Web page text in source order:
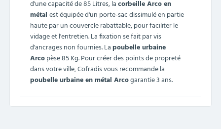
d'une capacité de 85 Litres, lacorbeille Arco en
métal est équipée d'un porte-sac dissimulé en partie
haute par un couvercle rabattable, pour faciliter le
vidage et l'entretien. La fixation se fait par vis
d'ancrages non fournies. Lapoubelle urbaine
Arcopèse 85 Kg. Pour créer des points de propreté
dans votre ville, Cofradis vous recommande la
poubelle urbaine en métal Arcogarantie 3 ans.